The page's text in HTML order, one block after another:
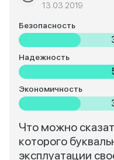
13.03.2019
Безопасность
Надежность
Экономичность
Что можно
которого
эксплуатации